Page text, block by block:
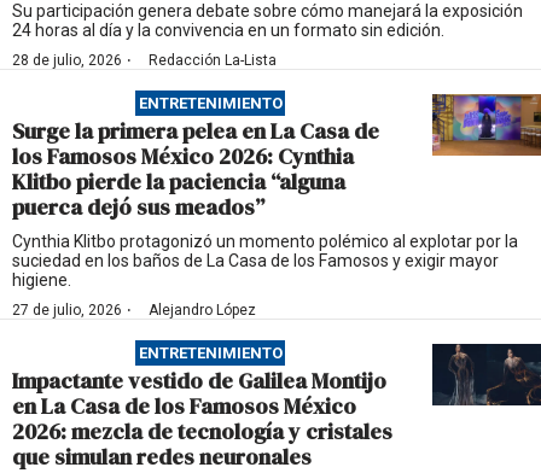
Su participación genera debate sobre cómo manejará la exposición
24 horas al día y la convivencia en un formato sin edición.
28 de julio, 2026 · Redacción La-Lista
ENTRETENIMIENTO
Surge la primera pelea en La Casa de
los Famosos México 2026: Cynthia
Klitbo pierde la paciencia “alguna
puerca dejó sus meados”
Cynthia Klitbo protagonizó un momento polémico al explotar por la
suciedad en los baños de La Casa de los Famosos y exigir mayor
higiene.
27 de julio, 2026 · Alejandro López
ENTRETENIMIENTO
Impactante vestido de Galilea Montijo
en La Casa de los Famosos México
2026: mezcla de tecnología y cristales
que simulan redes neuronales